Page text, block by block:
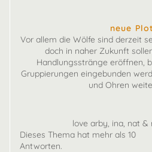
neue
Vor allem die Wölfe sind derzeit
doch in naher Zukunft
Handlungsstränge eröffnen,
Gruppierungen eingebunden
und Ohren
love arby, ina, nat &
Dieses Thema hat mehr als 10
Antworten.